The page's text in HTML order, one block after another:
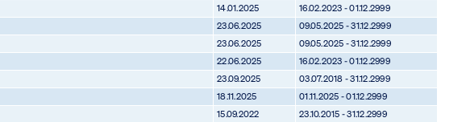
14.01.2025
16.02.2023 - 01.12.2999
23.06.2025
09.05.2025 - 31.12.2999
23.06.2025
09.05.2025 - 31.12.2999
22.06.2025
16.02.2023 - 01.12.2999
23.09.2025
03.07.2018 - 31.12.2999
18.11.2025
01.11.2025 - 01.12.2999
15.09.2022
23.10.2015 - 31.12.2999